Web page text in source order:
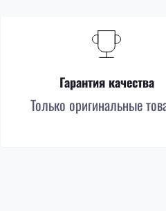
Гарантия качества
Только оригинальные